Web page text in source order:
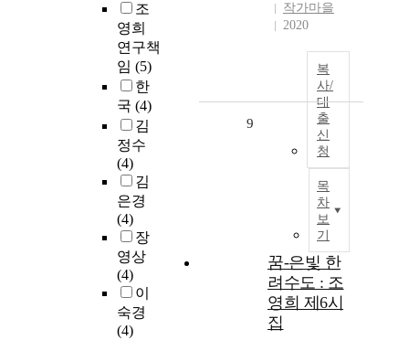
조
영희
연구책
임 (5)
한
국 (4)
김
정수
(4)
김
은경
(4)
장
영상
(4)
이
숙경
(4)
작가마을
2020
복
사/
대
출
신
청
목
차
보
기
9
꿈-은빛 한
려수도 : 조
영희 제6시
집